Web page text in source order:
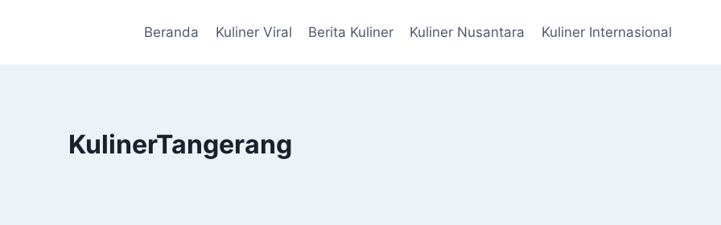
Beranda Kuliner Viral Berita Kuliner Kuliner Nusantara Kuliner Internasional
KulinerTangerang